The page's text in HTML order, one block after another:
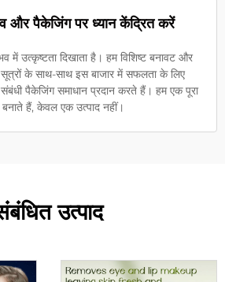
और पैकेजिंग पर ध्यान केंद्रित करें
उत्कृष्टता दिखाता है। हम विशिष्ट बनावट और
सूत्रों के साथ-साथ इस बाजार में सफलता के लिए
संबंधी पैकेजिंग समाधान प्रदान करते हैं। हम एक पूरा
हैं, केवल एक उत्पाद नहीं।
उत्पाद